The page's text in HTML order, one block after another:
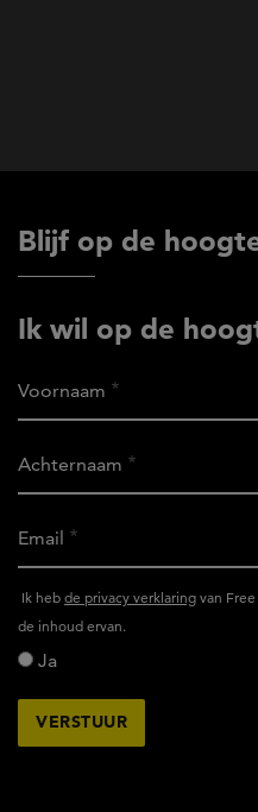
Blijf op de
Ik wil op de
Voornaam
Achternaam
Email
Ik
heb
het
reglement
Ik heb de privacy verklaring van
de inhoud ervan.
Ja